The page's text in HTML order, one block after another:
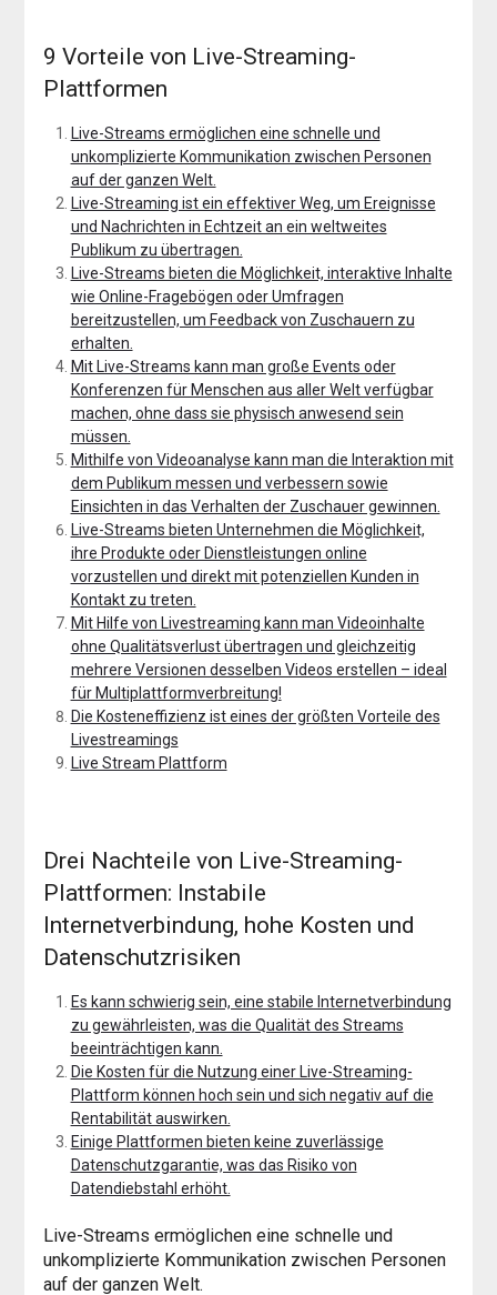
9 Vorteile von Live-Streaming-
Plattformen
Live-Streams ermöglichen eine schnelle und
unkomplizierte Kommunikation zwischen Personen
auf der ganzen Welt.
Live-Streaming ist ein effektiver Weg, um Ereignisse
und Nachrichten in Echtzeit an ein weltweites
Publikum zu übertragen.
Live-Streams bieten die Möglichkeit, interaktive Inhalte
wie Online-Fragebögen oder Umfragen
bereitzustellen, um Feedback von Zuschauern zu
erhalten.
Mit Live-Streams kann man große Events oder
Konferenzen für Menschen aus aller Welt verfügbar
machen, ohne dass sie physisch anwesend sein
müssen.
Mithilfe von Videoanalyse kann man die Interaktion mit
dem Publikum messen und verbessern sowie
Einsichten in das Verhalten der Zuschauer gewinnen.
Live-Streams bieten Unternehmen die Möglichkeit,
ihre Produkte oder Dienstleistungen online
vorzustellen und direkt mit potenziellen Kunden in
Kontakt zu treten.
Mit Hilfe von Livestreaming kann man Videoinhalte
ohne Qualitätsverlust übertragen und gleichzeitig
mehrere Versionen desselben Videos erstellen – ideal
für Multiplattformverbreitung!
Die Kosteneffizienz ist eines der größten Vorteile des
Livestreamings
Live Stream Plattform
Drei Nachteile von Live-Streaming-
Plattformen: Instabile
Internetverbindung, hohe Kosten und
Datenschutzrisiken
Es kann schwierig sein, eine stabile Internetverbindung
zu gewährleisten, was die Qualität des Streams
beeinträchtigen kann.
Die Kosten für die Nutzung einer Live-Streaming-
Plattform können hoch sein und sich negativ auf die
Rentabilität auswirken.
Einige Plattformen bieten keine zuverlässige
Datenschutzgarantie, was das Risiko von
Datendiebstahl erhöht.
Live-Streams ermöglichen eine schnelle und
unkomplizierte Kommunikation zwischen Personen
auf der ganzen Welt.